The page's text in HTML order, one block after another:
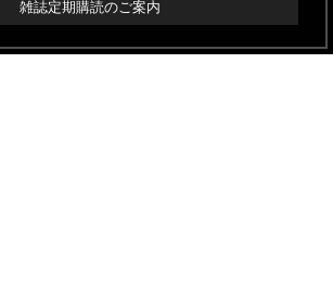
雑誌定期購読のご案内